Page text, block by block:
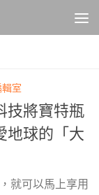
室
技將寶特瓶
地球的「大
就可以馬上享用